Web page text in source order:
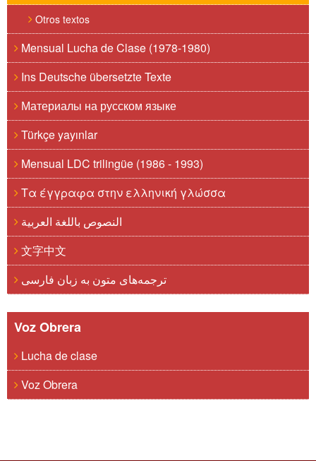
Otros textos
Mensual Lucha de Clase (1978-1980)
Ins Deutsche übersetzte Texte
Материалы на русском языке
Türkçe yayınlar
Mensual LDC trilingüe (1986 - 1993)
Τα έγγραφα στην ελληνική γλώσσα
النصوص باللغة العربية
文字中文
ترجمه‌های متون به زبان فارسی
Voz Obrera
Lucha de clase
Voz Obrera